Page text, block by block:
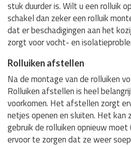
stuk duurder is. Wilt u een rolluik
schakel dan zeker een rolluik
dat er beschadigingen aan het
zorgt voor vocht- en
Rolluiken afstellen
Na de montage van de rolluiken
Rolluiken afstellen is heel
voorkomen. Het afstellen zorgt
netjes openen en sluiten. Het kan
gebruik de rolluiken opnieuw
ervoor te zorgen dat ze weer